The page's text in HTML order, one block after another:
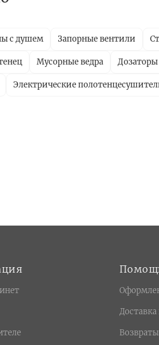
с душем Запорные вентили
Мусорные ведра
Электрические
Доставка
Возвраты